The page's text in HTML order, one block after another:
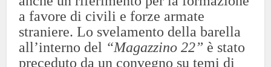
a favore di civili e forze armate
straniere.Lo svelamento della barella
all’interno del “Magazzino 22” è stato
preceduto da un convegno su temi di